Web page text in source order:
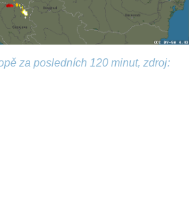
za posledních 120 minut, zdroj: